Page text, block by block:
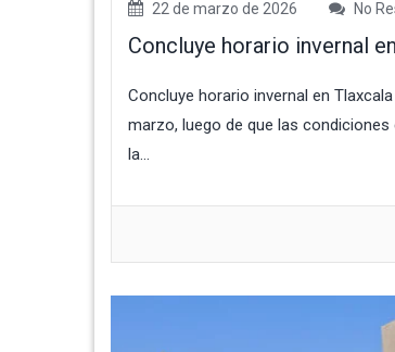
22 de marzo de 2026 No
Concluye horario invernal
Concluye horario invernal en
marzo, luego de que las
la...